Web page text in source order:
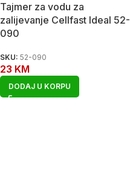
Tajmer za vodu za
zalijevanje Cellfast Ideal 52-
090
SKU: 52-090
23 KM
DODAJ U KORPU